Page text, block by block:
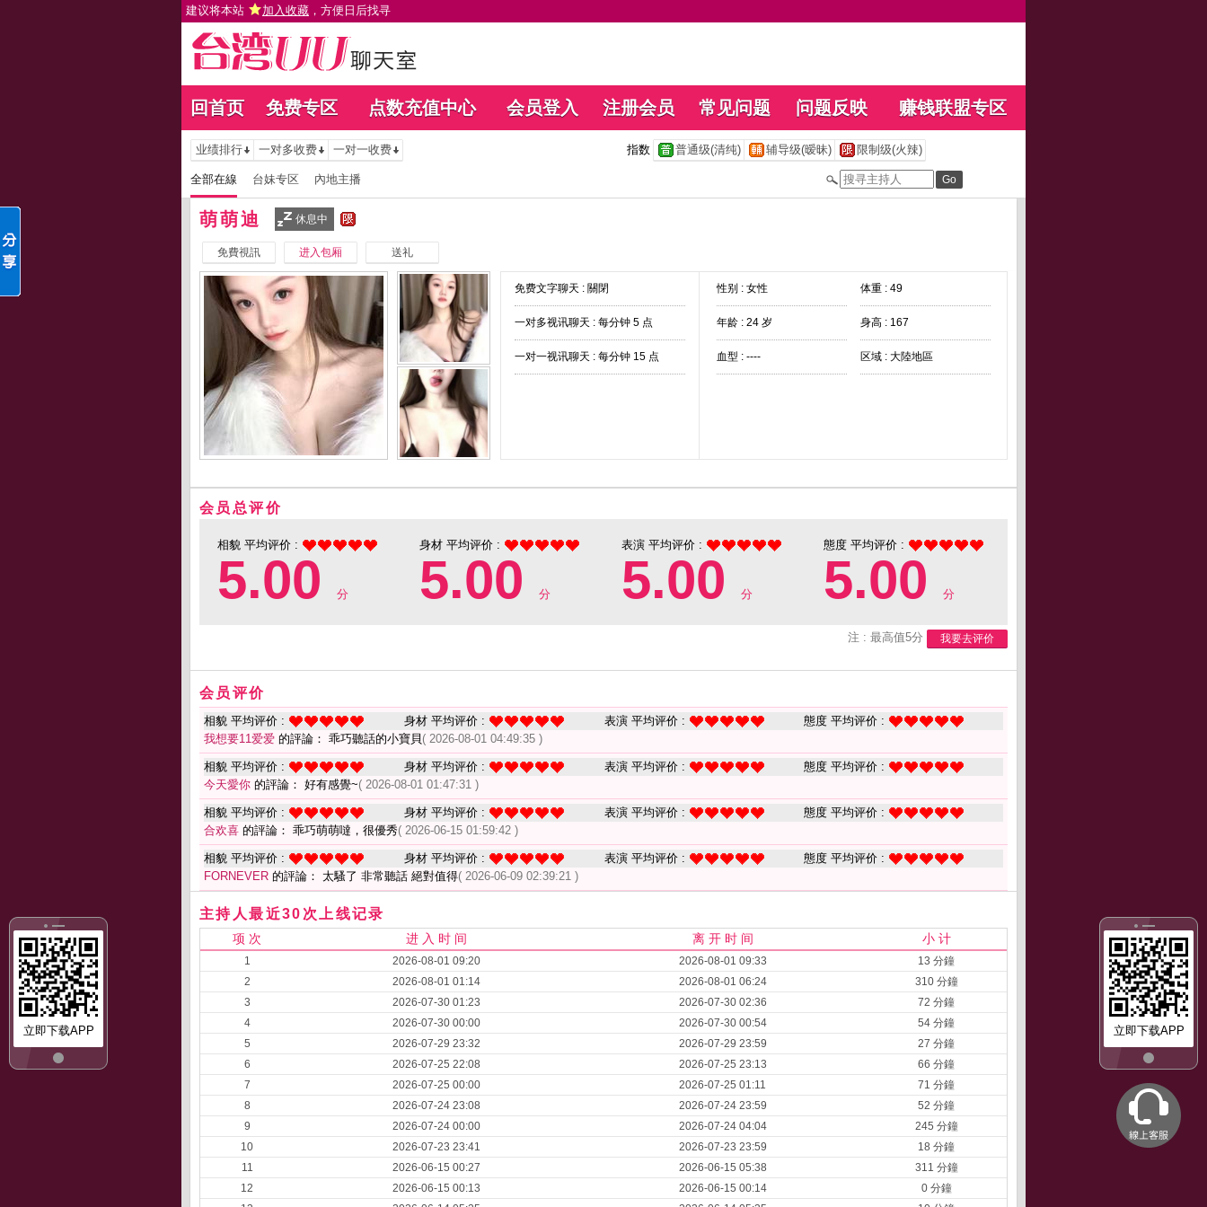
建议将本站 加入收藏 ，方便日后找寻
回首页 免费专区 点数充值中心 会员登入 注册会员 常见问题 问题反映 赚钱联盟专区
立即下载APP
立即下载APP
业绩排行 一对多收费 一对一收费 指数 普通级(清纯) 辅导级(暧昧) 限制级(火辣)
全部在線 台妹专区 內地主播
萌萌迪 休息中
免費視訊 进入包厢 送礼
免费文字聊天 : 關閉
一对多视讯聊天 : 每分钟 5 点
一对一视讯聊天 : 每分钟 15 点
性别 : 女性 体重 : 49
年龄 : 24 岁 身高 : 167
血型 : ---- 区域 : 大陸地區
会员总评价
相貌 平均评价 :
5.00 分
身材 平均评价 :
5.00 分
表演 平均评价 :
5.00 分
態度 平均评价 :
5.00 分
注 : 最高值5分 我要去评价
会员评价
相貌 平均评价 : 身材 平均评价 : 表演 平均评价 :
態度 平均评价 :
我想要11爱爱 的評論： 乖巧聽話的小寶貝 ( 2026-08-01 04:49:35 )
相貌 平均评价 : 身材 平均评价 : 表演 平均评价 :
態度 平均评价 :
今天愛你 的評論： 好有感覺~( 2026-08-01 01:47:31 )
相貌 平均评价 : 身材 平均评价 : 表演 平均评价 :
態度 平均评价 :
合欢喜 的評論： 乖巧萌萌噠，很優秀( 2026-06-15 01:59:42 )
相貌 平均评价 : 身材 平均评价 : 表演 平均评价 :
態度 平均评价 :
FORNEVER 的評論： 太騷了 非常聽話 絕對值得( 2026-06-09 02:39:21 )
主持人最近30次上线记录
项 次 进 入 时 间 离 开 时 间 小 计
1 2026-08-01 09:20 2026-08-01 09:33
13 分鐘
2
2026-08-01 01:14 2026-08-01 06:24
310 分鐘
3
2026-07-30 01:23 2026-07-30 02:36
72 分鐘
4
2026-07-30 00:00 2026-07-30 00:54
54 分鐘
5
2026-07-29 23:32 2026-07-29 23:59
27 分鐘
6
2026-07-25 22:08 2026-07-25 23:13
66 分鐘
7
2026-07-25 00:00 2026-07-25 01:11
71 分鐘
8
2026-07-24 23:08 2026-07-24 23:59
52 分鐘
9
2026-07-24 00:00 2026-07-24 04:04
245 分鐘
10
2026-07-23 23:41 2026-07-23 23:59
18 分鐘
11
2026-06-15 00:27 2026-06-15 05:38
311 分鐘
12
2026-06-15 00:13 2026-06-15 00:14
0 分鐘